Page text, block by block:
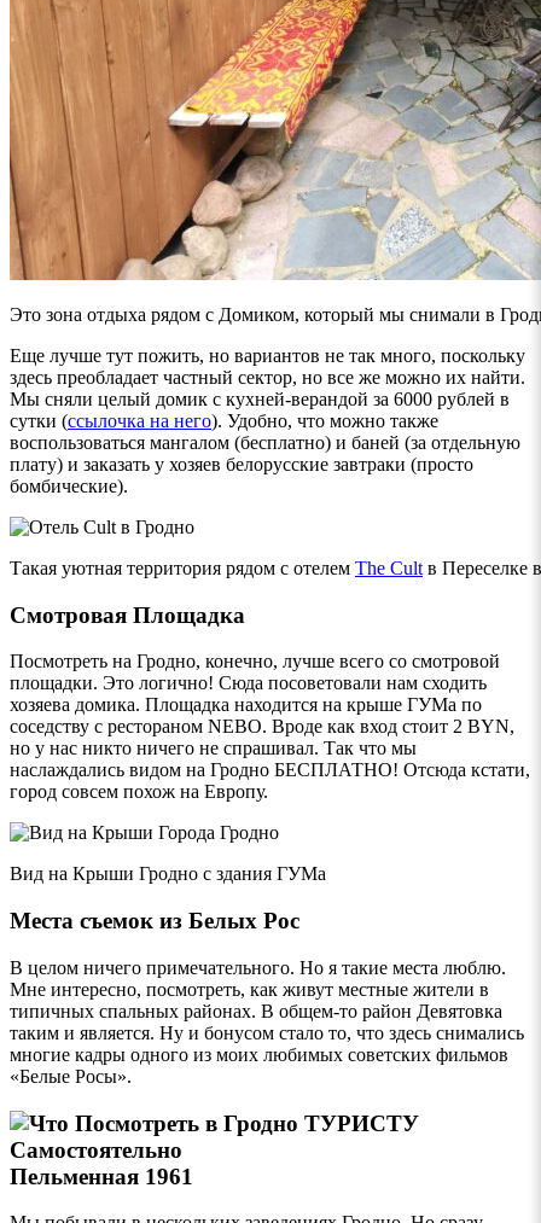
Это зона отдыха рядом с Домиком, который мы снимали в
Еще лучше тут пожить, но вариантов не так много, поскольку
здесь преобладает частный сектор, но все же можно их найти.
Мы сняли целый домик с кухней-верандой за 6000 рублей в
сутки (ссылочка на него). Удобно, что можно также
воспользоваться мангалом (бесплатно) и баней (за отдельную
плату) и заказать у хозяев белорусские завтраки (просто
бомбические).
Такая уютная территория рядом с отелем The Cult в Переселке
Смотровая Площадка
Посмотреть на Гродно, конечно, лучше всего со смотровой
площадки. Это логично! Сюда посоветовали нам сходить
хозяева домика. Площадка находится на крыше ГУМа по
соседству с рестораном NEBO. Вроде как вход стоит 2 BYN,
но у нас никто ничего не спрашивал. Так что мы
наслаждались видом на Гродно БЕСПЛАТНО! Отсюда кстати,
город совсем похож на Европу.
Вид на Крыши Гродно с здания ГУМа
Места съемок из Белых Рос
В целом ничего примечательного. Но я такие места люблю.
Мне интересно, посмотреть, как живут местные жители в
типичных спальных районах. В общем-то район Девятовка
таким и является. Ну и бонусом стало то, что здесь снимались
многие кадры одного из моих любимых советских фильмов
«Белые Росы».
Пельменная 1961